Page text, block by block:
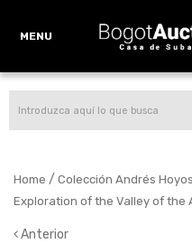
MENU
Home / Colección Andrés
Exploration of the Valley of the
Anterior